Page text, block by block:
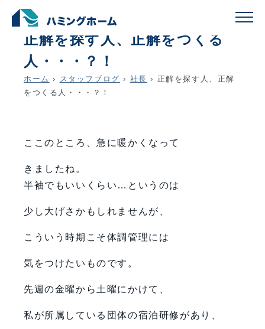
schedule
正解を探す人、正解をつくる
人・・・？！
ホーム › スタッフブログ › 社長 › 正解を探す人、正解
をつくる人・・・？！
ここのところ、急に暖かくなって
きましたね。
半袖でもいいくらい…というのは
少し大げさかもしれませんが、
こういう時期こそ体調管理には
気をつけたいものです。
先週の金曜から土曜にかけて、
私が所属している団体の宿泊研修があり、